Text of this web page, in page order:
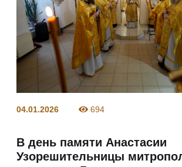
04.01.2026 694
В день памяти Анастасии
Узорешительницы